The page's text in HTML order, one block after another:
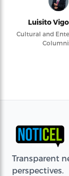
Luisito
Cultural and
Transparent
perspectives.